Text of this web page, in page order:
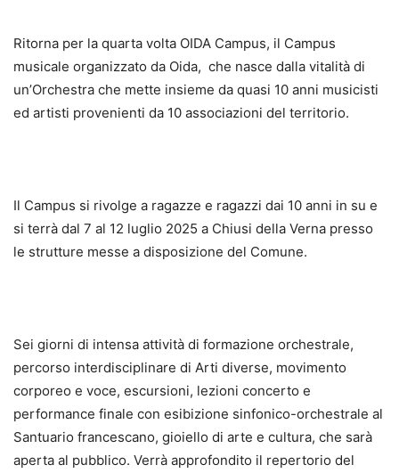
Ritorna per la quarta volta OIDA Campus, il Campus
musicale organizzato da Oida, che nasce dalla vitalità di
un’Orchestra che mette insieme da quasi 10 anni musicisti
ed artisti provenienti da 10 associazioni del territorio.
Il Campus si rivolge a ragazze e ragazzi dai 10 anni in su e
si terrà dal 7 al 12 luglio 2025 a Chiusi della Verna presso
le strutture messe a disposizione del Comune.
Sei giorni di intensa attività di formazione orchestrale,
percorso interdisciplinare di Arti diverse, movimento
corporeo e voce, escursioni, lezioni concerto e
performance finale con esibizione sinfonico-orchestrale al
Santuario francescano, gioiello di arte e cultura, che sarà
aperta al pubblico. Verrà approfondito il repertorio del